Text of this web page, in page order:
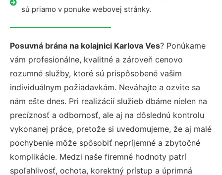
sú priamo v ponuke webovej stránky.
Posuvná brána na kolajnici Karlova Ves? Ponúkame
vám profesionálne, kvalitné a zároveň cenovo
rozumné služby, ktoré sú prispôsobené vašim
individuálnym požiadavkám. Neváhajte a ozvite sa
nám ešte dnes. Pri realizácií služieb dbáme nielen na
precíznosť a odbornosť, ale aj na dôslednú kontrolu
vykonanej práce, pretože si uvedomujeme, že aj malé
pochybenie môže spôsobiť nepríjemné a zbytočné
komplikácie. Medzi naše firemné hodnoty patrí
spoľahlivosť, ochota, korektný prístup a úprimná